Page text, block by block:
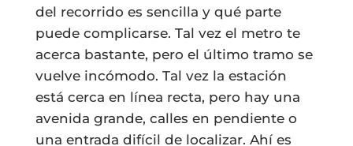
del recorrido es sencilla y qué parte
puede complicarse. Tal vez el metro te
acerca bastante, pero el último tramo se
vuelve incómodo. Tal vez la estación
está cerca en línea recta, pero hay una
avenida grande, calles en pendiente o
una entrada difícil de localizar. Ahí es